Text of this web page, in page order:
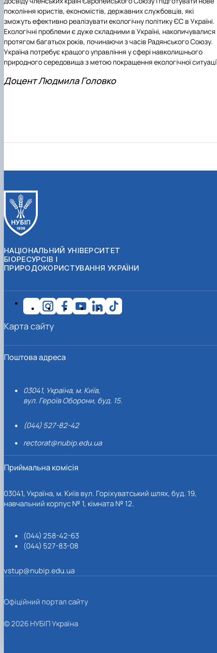
покоління юристів, економістів, державних службовців, які
зможуть ефективно реалізувати екологічну політику ЄС в Україні.
Екологічні проблеми є дуже складними в Україні, накопичувалися
протягом багатьох років, починаючи з часів Радянського Союзу.
Україна потребує кращого управління у сфері навколишнього
природного середовища з метою покращення екологічної
Доцент Людмила Головко
НАЦІОНАЛЬНИЙ УНІВЕРСИТЕТ
БІОРЕСУРСІВ І
ПРИРОДОКОРИСТУВАННЯ УКРАЇНИ
Поштова адреса
03041, Україна, м. Київ,
вул. Героїв Оборони, буд. 15.
(044) 527-82-42
rectorat@nubip.edu.ua
Приймальна комісія
03041, Україна, м. Київ вул. Горіхуватський шлях, буд. 19,
навчальний корпус № 1, кімната № 12.
(044) 258-42-63
(044) 527-83-08
vstup@nubip.edu.ua
Карта сайту
Офіційний портал сайту
© 2026 НУБІП Україна